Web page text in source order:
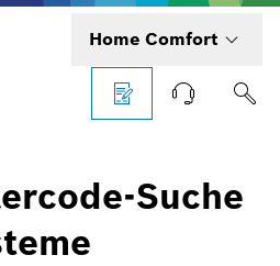
Home Comfort
Suche